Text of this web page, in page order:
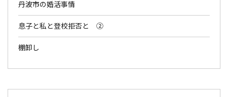
丹波市の婚活事情
息子と私と登校拒否と ②
棚卸し